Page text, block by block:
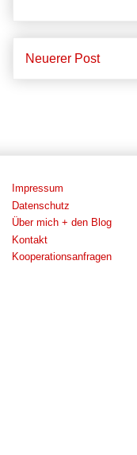
Neuerer Post
Impressum
Datenschutz
Über mich + den Blog
Kontakt
Kooperationsanfragen